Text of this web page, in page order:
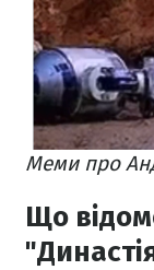
Меми про
Що